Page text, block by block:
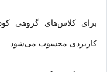
کاربردی محسوب می‌شود.